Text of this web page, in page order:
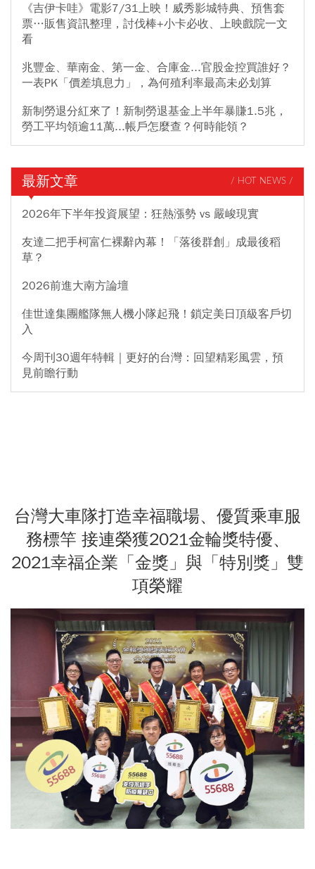
《吉伊卡哇》電影7/31上映！威秀影城特典、預售套
票…販售資訊整理，討伐棒+小卡必收、上映戲院一文
看
兆豐金、華南金、第一金、合庫金...官股金控買誰好？
一表PK「價差填息力」，為何殖利率最高未必划算
新制勞退分紅來了！新制勞退基金上半年暴賺1.5兆，
勞工平均領逾11萬...帳戶怎麼查？何時能領？
最新文章 / HOT NEWS /
2026年下半年投資展望：狂熱漲勢 vs 嚴峻現實
友達二把手柯富仁裸辭內幕！「落後群創」成最後稻
草？
2026前進大南方論壇
佳世達集團艦隊無人機小隊起飛！鎖定美日頂級客戶切
入
今周刊30週年特輯｜更好的台灣：回望精彩風雲，預
見前瞻行動
台灣大車隊打造幸福職場、優質乘車服
務標竿 接連榮獲2021金輪獎特優、
2021幸福企業「金獎」與「特別獎」雙
項榮耀